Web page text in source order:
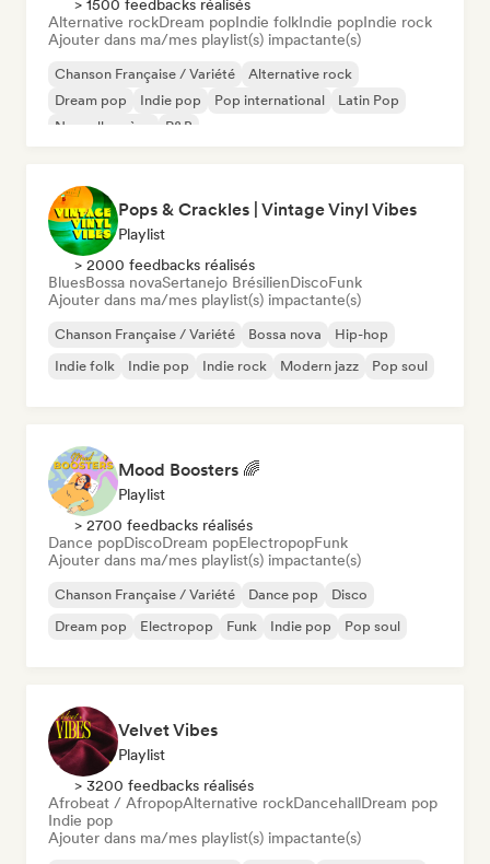
> 1500 feedbacks réalisés
Alternative rockDream popIndie folkIndie popIndie rock
Ajouter dans ma/mes playlist(s) impactante(s)
Chanson Française / Variété
Alternative rock
Dream pop
Indie pop Pop international
Latin Pop
Nouvelle scène
R&B
Pops & Crackles | Vintage Vinyl Vibes
Playlist
> 2000 feedbacks réalisés
BluesBossa novaSertanejo BrésilienDiscoFunk
Ajouter dans ma/mes playlist(s) impactante(s)
Chanson Française / Variété Bossa nova
Hip-hop
Indie folk
Indie pop Indie rock Modern jazz Pop soul
Mood Boosters 🌈
Playlist
> 2700 feedbacks réalisés
Dance popDiscoDream popElectropopFunk
Ajouter dans ma/mes playlist(s) impactante(s)
Chanson Française / Variété Dance pop
Disco
Dream pop
Electropop Funk Indie pop Pop soul
Velvet Vibes
Playlist
> 3200 feedbacks réalisés
Afrobeat / AfropopAlternative rockDancehallDream pop
Indie pop
Ajouter dans ma/mes playlist(s) impactante(s)